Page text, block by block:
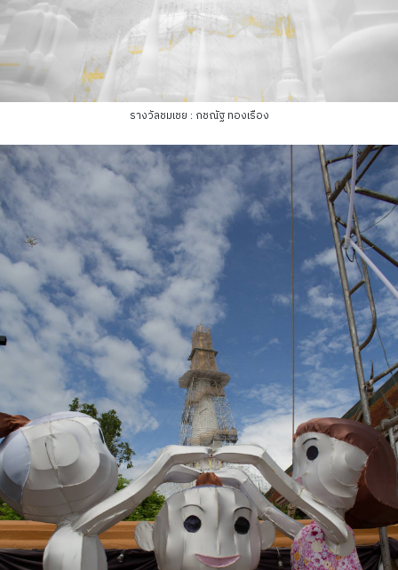
รางวัลชมเชย : กชณัฐ ทองเรือง